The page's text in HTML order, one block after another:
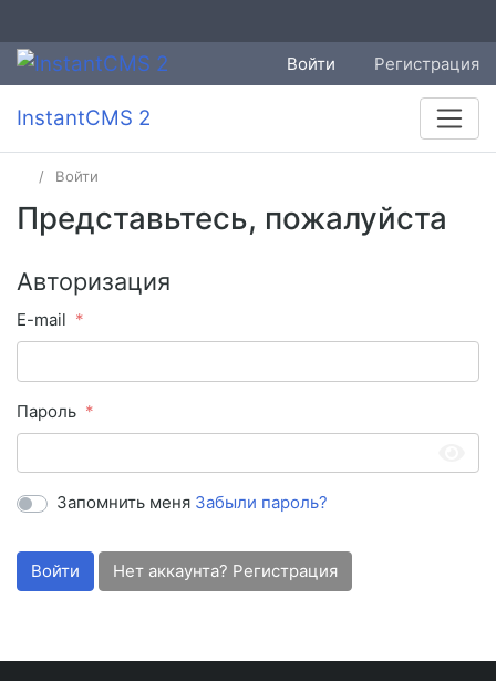
Войти Регистрация
InstantCMS 2
Войти
Представьтесь, пожалуйста
Авторизация
E-mail
Пароль
Запомнить меня Забыли пароль?
Войти Нет аккаунта? Регистрация